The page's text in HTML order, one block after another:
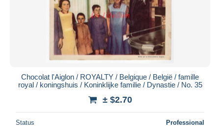
Chocolat l'Aiglon / ROYALTY / Belgique / België / famille
royal / koningshuis / Koninklijke familie / Dynastie / No. 35
± $2.70
Status Professional